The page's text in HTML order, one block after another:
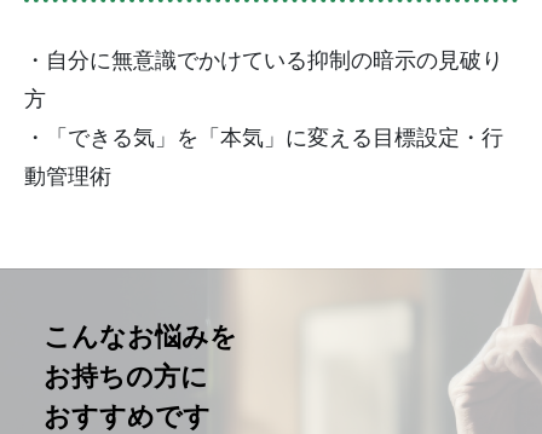
・自分に無意識でかけている抑制の暗示の見破り
方
・「できる気」を「本気」に変える目標設定・行
動管理術
こんなお悩みを
お持ちの方に
おすすめです